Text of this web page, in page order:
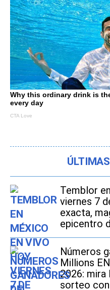
Temblor
viernes 7
exacta,
epicentro
Números
Millions
2026:
sorteo